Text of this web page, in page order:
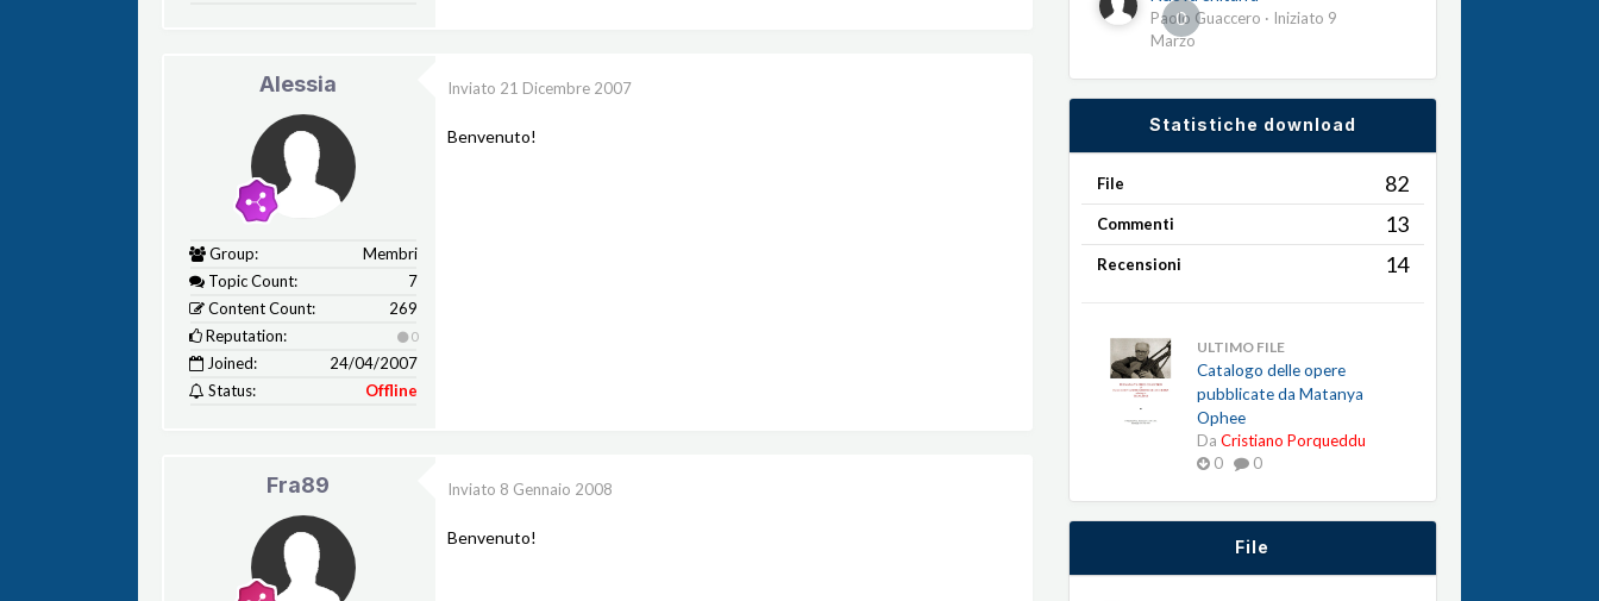
Alessia
Group:
Membri
Topic Count:
7
Content Count:
269
Reputation:
0
Joined:
24/04/2007
Status:
Offline
Inviato 21 Dicembre 2007
Benvenuto!
Fra89 Inviato 8 Gennaio 2008
Benvenuto!
0
Paolo Guaccero · Iniziato 9
Marzo
Statistiche download
File 82
Commenti 13
Recensioni 14
ULTIMO FILE
Catalogo delle opere
pubblicate da Matanya
Ophee
Da Cristiano Porqueddu
0
0
File